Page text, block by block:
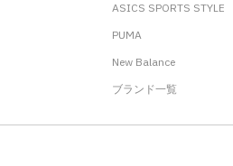
ASICS SPORTS STYLE
PUMA
New Balance
ブランド一覧